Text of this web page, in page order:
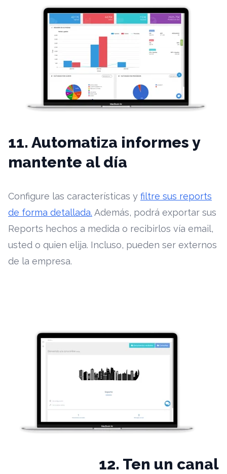
11. Automatiza informes y
mantente al día
Configure las características y filtre sus reports
de forma detallada. Además, podrá exportar sus
Reports hechos a medida o recibirlos vía email,
usted o quien elija. Incluso, pueden ser externos
de la empresa.
12. Ten un canal